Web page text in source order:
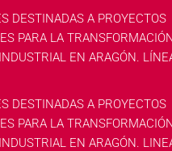
DESTINADAS A PROYECTOS
PARA LA
EN ARAGÓN.
DESTINADAS A PROYECTOS
PARA LA
EN ARAGÓN.